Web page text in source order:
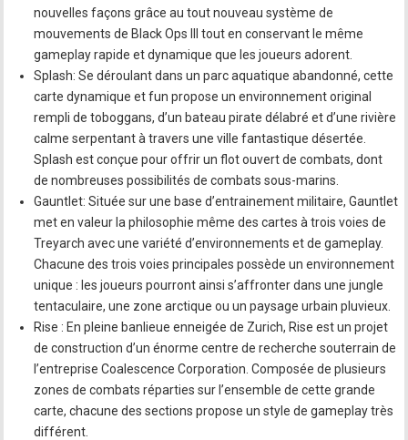
nouvelles façons grâce au tout nouveau système de
mouvements de Black Ops III tout en conservant le même
gameplay rapide et dynamique que les joueurs adorent.
Splash: Se déroulant dans un parc aquatique abandonné, cette
carte dynamique et fun propose un environnement original
rempli de toboggans, d’un bateau pirate délabré et d’une rivière
calme serpentant à travers une ville fantastique désertée.
Splash est conçue pour offrir un flot ouvert de combats, dont
de nombreuses possibilités de combats sous-marins.
Gauntlet: Située sur une base d’entrainement militaire, Gauntlet
met en valeur la philosophie même des cartes à trois voies de
Treyarch avec une variété d’environnements et de gameplay.
Chacune des trois voies principales possède un environnement
unique : les joueurs pourront ainsi s’affronter dans une jungle
tentaculaire, une zone arctique ou un paysage urbain pluvieux.
Rise : En pleine banlieue enneigée de Zurich, Rise est un projet
de construction d’un énorme centre de recherche souterrain de
l’entreprise Coalescence Corporation. Composée de plusieurs
zones de combats réparties sur l’ensemble de cette grande
carte, chacune des sections propose un style de gameplay très
différent.